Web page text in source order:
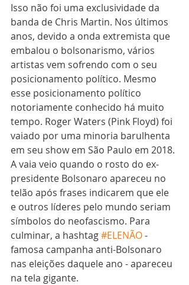
Isso não foi uma exclusividade da
banda de Chris Martin. Nos últimos
anos, devido a onda extremista que
embalou o bolsonarismo, vários
artistas vem sofrendo com o seu
posicionamento político. Mesmo
esse posicionamento político
notoriamente conhecido há muito
tempo. Roger Waters (Pink Floyd) foi
vaiado por uma minoria barulhenta
em seu show em São Paulo em 2018.
A vaia veio quando o rosto do ex-
presidente Bolsonaro apareceu no
telão após frases indicarem que ele
e outros líderes pelo mundo seriam
símbolos do neofascismo. Para
culminar, a hashtag #ELENÃO -
famosa campanha anti-Bolsonaro
nas eleições daquele ano - apareceu
na tela gigante.